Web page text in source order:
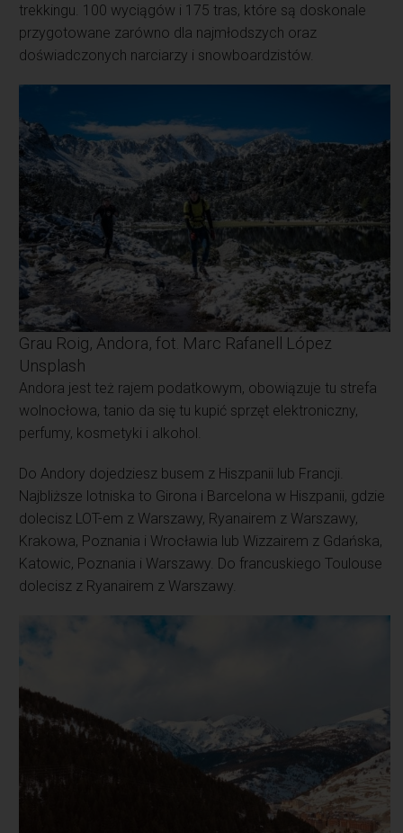
trekkingu. 100 wyciągów i 175 tras, które są doskonale
przygotowane zarówno dla najmłodszych oraz
doświadczonych narciarzy i snowboardzistów.
Grau Roig, Andora, fot. Marc Rafanell López
Unsplash
Andora jest też rajem podatkowym, obowiązuje tu strefa
wolnocłowa, tanio da się tu kupić sprzęt elektroniczny,
perfumy, kosmetyki i alkohol.
Do Andory dojedziesz busem z Hiszpanii lub Francji.
Najbliższe lotniska to Girona i Barcelona w Hiszpanii, gdzie
dolecisz LOT-em z Warszawy, Ryanairem z Warszawy,
Krakowa, Poznania i Wrocławia lub Wizzairem z Gdańska,
Katowic, Poznania i Warszawy. Do francuskiego Toulouse
dolecisz z Ryanairem z Warszawy.